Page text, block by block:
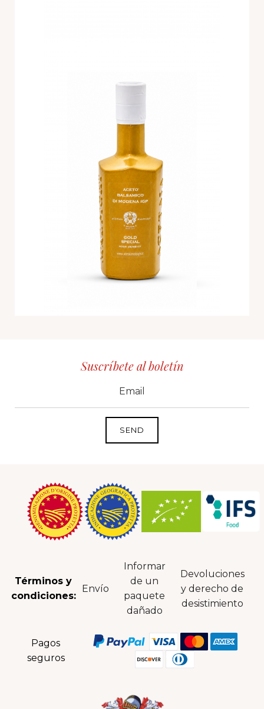
Suscríbete al boletín
Términos y
condiciones:
Envío
Informar
de un
paquete
dañado
Devoluciones
y derecho de
desistimiento
Pagos
seguros